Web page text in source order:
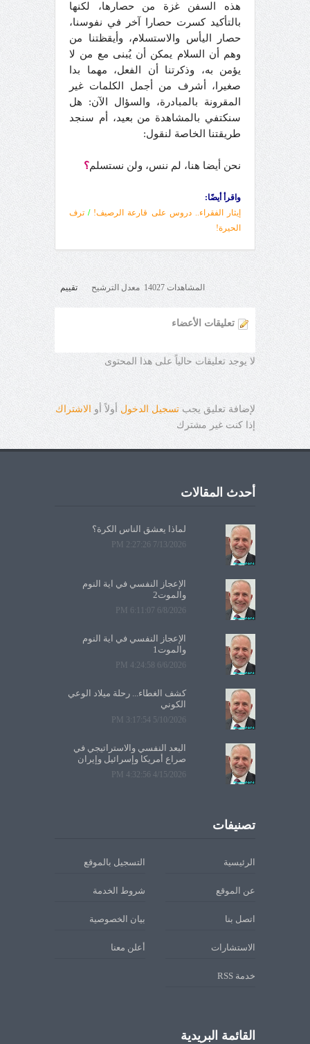
هذه السفن غزة من حصارها، لكنها
بالتأكيد كسرت حصارا آخر في نفوسنا،
حصار اليأس والاستسلام، وأيقظتنا من
وهم أن السلام يمكن أن يُبنى مع من لا
يؤمن به، وذكرتنا أن الفعل، مهما بدا
صغيرا، أشرف من أجمل الكلمات غير
المقرونة بالمبادرة، والسؤال الآن: هل
سنكتفي بالمشاهدة من بعيد، أم سنجد
طريقتنا الخاصة لنقول:
نحن أيضا هنا، لم ننس، ولن نستسلم؟
واقرأ أيضًا:
إيثار الفقراء.. دروس على قارعة الرصيف! / ترف
الحيرة!
المشاهدات 14027 معدل الترشيح تقييم
تعليقات الأعضاء
لا يوجد تعليقات حالياً على هذا المحتوى
لإضافة تعليق يجب تسجيل الدخول أولاً أو
الاشتراك
إذا كنت غير مشترك
أحدث المقالات
لماذا يعشق الناس الكرة؟
7/13/2026 2:27:26 PM
الإعجاز النفسي في آية النوم
والموت2
6/8/2026 6:11:07 PM
الإعجاز النفسي في آية النوم
والموت1
6/6/2026 4:24:58 PM
كشف الغطاء... رحلة ميلاد الوعي
الكوني
5/10/2026 3:17:54 PM
البعد النفسي والاستراتيجي في
صراع أمريكا وإسرائيل وإيران
4/15/2026 4:32:56 PM
تصنيفات
الرئيسية التسجيل بالموقع
عن الموقع شروط الخدمة
اتصل بنا بيان الخصوصية
الاستشارات أعلن معنا
خدمة RSS
القائمة البريدية